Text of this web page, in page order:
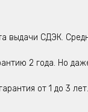
выдачи СДЭК.
2 года. Но
от 1 до 3